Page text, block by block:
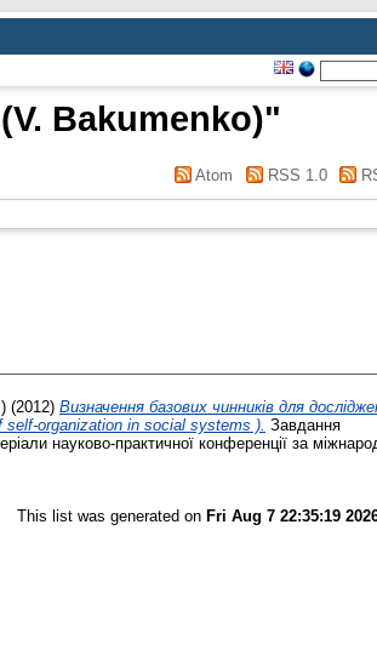
Bakumenko)"
Atom RSS 1.0
(2012) Визначення базових чинників для
self-organization in social systems ). Завдання
науково-практичної конференції за
This list was generated on Fri Aug 7 22:35:19